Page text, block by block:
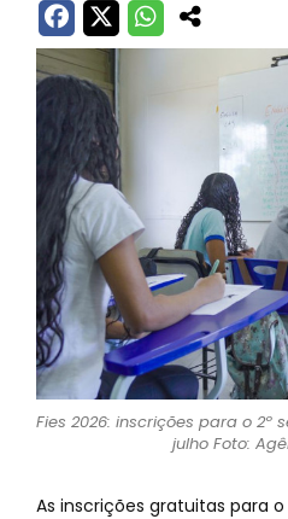
Fies 2026: inscrições para o 2º
julho Foto:
As inscrições gratuitas para